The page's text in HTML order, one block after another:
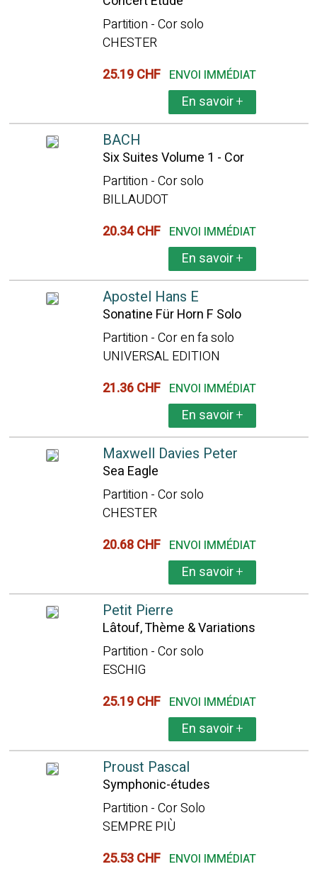
Partition - Cor solo
CHESTER
25.19 CHF ENVOI IMMÉDIAT
En savoir+
BACH
Six Suites Volume 1 - Cor
Partition - Cor solo
BILLAUDOT
20.34 CHF ENVOI IMMÉDIAT
En savoir+
Apostel Hans E
Sonatine Für Horn F Solo
Partition - Cor en fa solo
UNIVERSAL EDITION
21.36 CHF ENVOI IMMÉDIAT
En savoir+
Maxwell Davies Peter
Sea Eagle
Partition - Cor solo
CHESTER
20.68 CHF ENVOI IMMÉDIAT
En savoir+
Petit Pierre
Lâtouf, Thème & Variations
Partition - Cor solo
ESCHIG
25.19 CHF ENVOI IMMÉDIAT
En savoir+
Proust Pascal
Symphonic-études
Partition - Cor Solo
SEMPRE PIÙ
25.53 CHF ENVOI IMMÉDIAT